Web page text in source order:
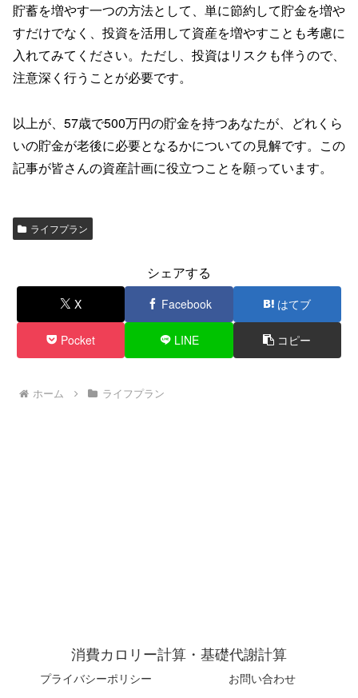
貯蓄を増やす一つの方法として、単に節約して貯金を増や
すだけでなく、投資を活用して資産を増やすことも考慮に
入れてみてください。ただし、投資はリスクも伴うので、
注意深く行うことが必要です。
以上が、57歳で500万円の貯金を持つあなたが、どれくら
いの貯金が老後に必要となるかについての見解です。この
記事が皆さんの資産計画に役立つことを願っています。
ライフプラン
シェアする
X Facebook はてブ
Pocket LINE コピー
ホーム ライフプラン
消費カロリー計算・基礎代謝計算
プライバシーポリシー
お問い合わせ